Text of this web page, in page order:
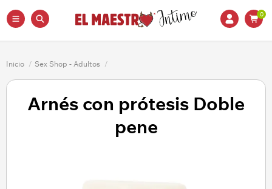
0
Inicio / Sex Shop - Adultos /
Arnés con prótesis Doble
pene